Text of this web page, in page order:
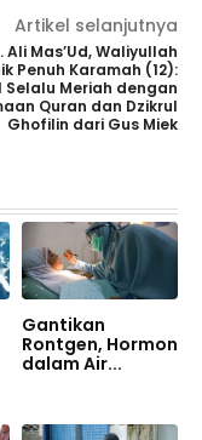
Artikel selanjutnya
Ali Mas’Ud, Waliyullah
Penuh Karamah (12):
Selalu Meriah dengan
Quran dan Dzikrul
Ghofilin dari Gus Miek
Gantikan
Rontgen, Hormon
dalam Air...